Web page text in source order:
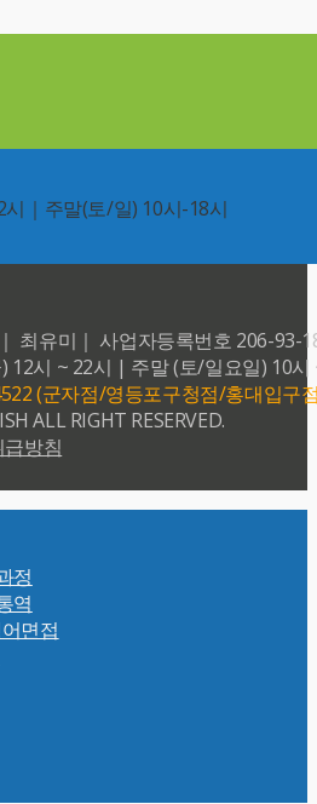
｜주말(토/일) 10시-18시
최유미｜ 사업자등록번호 206-93-
12시 ~ 22시 | 주말 (토/일요일) 10시
(군자점/영등포구청점/홍대입구
ALL RIGHT RESERVED.
방침
정
역
면접